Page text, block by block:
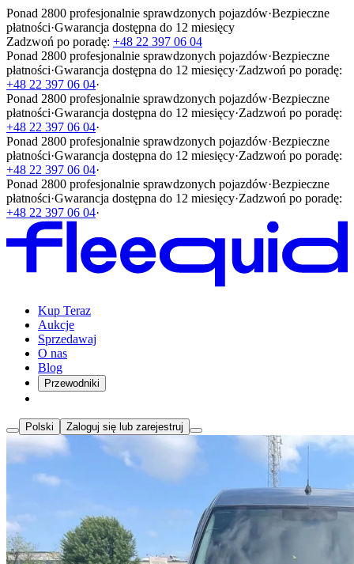
Ponad 2800 profesjonalnie sprawdzonych pojazdów·Bezpieczne
płatności·Gwarancja dostępna do 12 miesięcy
Zadzwoń po poradę: +48 22 397 06 04
Ponad 2800 profesjonalnie sprawdzonych pojazdów·Bezpieczne
płatności·Gwarancja dostępna do 12 miesięcy·Zadzwoń po poradę:
+48 22 397 06 04·
Ponad 2800 profesjonalnie sprawdzonych pojazdów·Bezpieczne
płatności·Gwarancja dostępna do 12 miesięcy·Zadzwoń po poradę:
+48 22 397 06 04·
Ponad 2800 profesjonalnie sprawdzonych pojazdów·Bezpieczne
płatności·Gwarancja dostępna do 12 miesięcy·Zadzwoń po poradę:
+48 22 397 06 04·
Ponad 2800 profesjonalnie sprawdzonych pojazdów·Bezpieczne
płatności·Gwarancja dostępna do 12 miesięcy·Zadzwoń po poradę:
+48 22 397 06 04·
Kup Teraz
Aukcje
Sprzedawaj
O nas
Blog
Przewodniki
Polski Zaloguj się lub zarejestruj